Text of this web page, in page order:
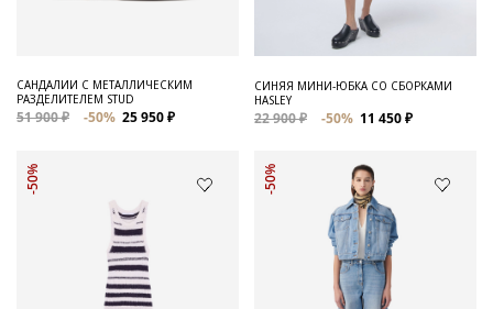
САНДАЛИИ С МЕТАЛЛИЧЕСКИМ
РАЗДЕЛИТЕЛЕМ STUD
51 900 ₽ -50% 25 950 ₽
СИНЯЯ МИНИ-ЮБКА СО СБОРКАМИ
HASLEY
22 900 ₽ -50% 11 450 ₽
-50% -50%